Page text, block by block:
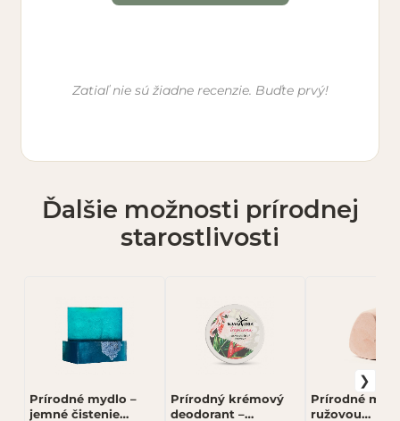
Hodnotenie *
★★★
Zatiaľ nie sú žiadne recenzie. Buďte prvý!
Ďalšie možnosti prírodnej
starostlivosti
Prírodné mydlo –
jemné čistenie
Prírodný krémový
deodorant –
Prírodné
ružovou